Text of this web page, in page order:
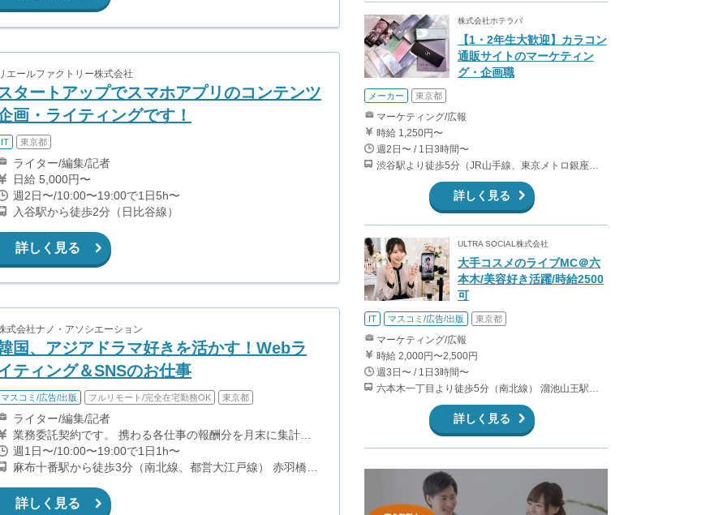
エールファクトリー株式会社
タートアップでスマホアプリのコンテンツ
画・ライティングです！
IT 東京都
ライター/編集/記者
日給 5,000円〜
週2日〜/10:00〜19:00で1日5h〜
入谷駅から徒歩2分（日比谷線）
詳しく見る
式会社ナノ・アソシエーション
国、アジアドラマ好きを活かす！Webラ
ティング＆SNSのお仕事
マスコミ/広告/出版 フルリモート/完全在宅勤務OK 東京都
ライター/編集/記者
業務委託契約です。 携わる各仕事の報酬分を月末に集計
し、翌月お支払いします。 報酬例） ◆ 新規SEO記事作成｜
1記事5,000円（1記事3000文字以上・ワーク2.5時間想定＋
オンラインミーティング週1回30分） ◆ リリース記事作成
週1日〜/10:00〜19:00で1日1h〜
麻布十番駅から徒歩3分（南北線、都営大江戸線） 赤羽橋駅
（南北線） 六本木駅から徒歩12分（日比谷線、都営大江戸
線）
詳しく見る
株式会社ホテラバ
【1・2年生大歓迎】カラコン
通販サイトのマーケティン
グ・企画職
メーカー 東京都
マーケティング/広報
時給 1,250円〜
週2日〜 / 1日3時間〜
詳しく見る
ULTRA SOCIAL株式会社
大手コスメのライブMC＠六
本木/美容好き活躍/時給2500
可
IT マスコミ/広告/出版 東京都
マーケティング/広報
時給 2,000円〜2,500円
週3日〜 / 1日3時間〜
詳しく見る